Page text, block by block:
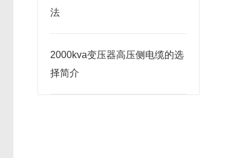
法
2000kva变压器高压侧电缆的选
择简介